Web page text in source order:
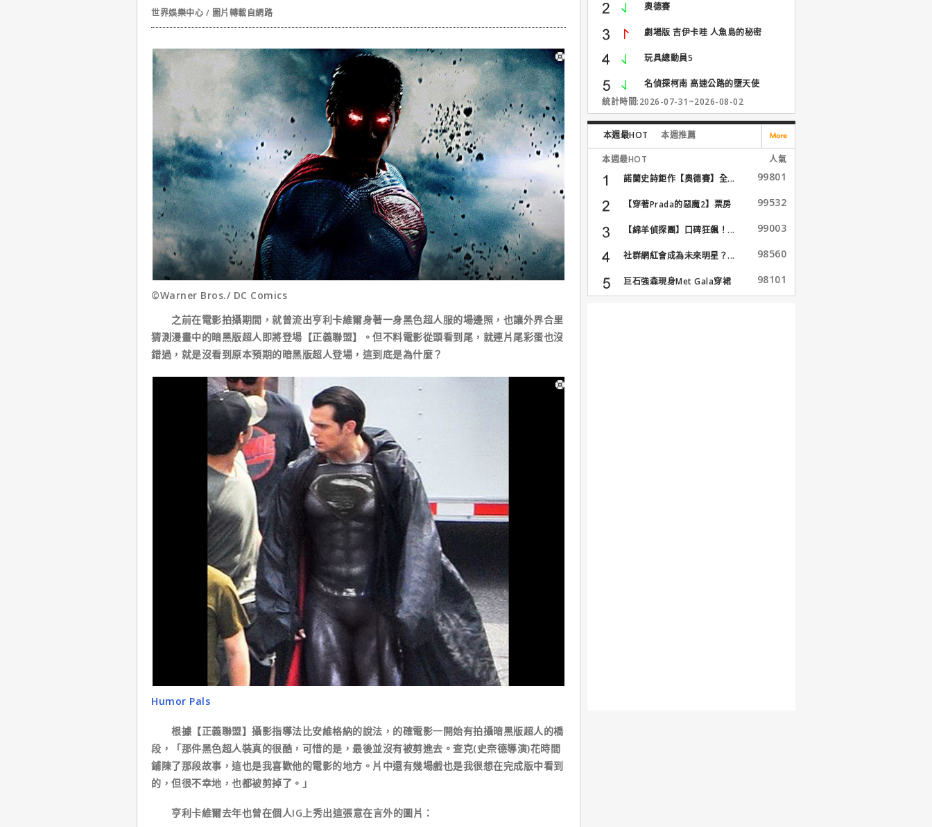
世界娛樂中心 / 圖片轉載自網路
©Warner Bros./ DC Comics
之前在電影拍攝期間，就曾流出亨利卡維爾身著一身黑色超人服的場邊照，也讓外界合里
猜測漫畫中的暗黑版超人即將登場【正義聯盟】。但不料電影從頭看到尾，就連片尾彩蛋也沒
錯過，就是沒看到原本預期的暗黑版超人登場，這到底是為什麼？
Humor Pals
根據【正義聯盟】攝影指導法比安維格納的說法，的確電影一開始有拍攝暗黑版超人的橋
段，「那件黑色超人裝真的很酷，可惜的是，最後並沒有被剪進去。查克(史奈德導演)花時間
鋪陳了那段故事，這也是我喜歡他的電影的地方。片中還有幾場戲也是我很想在完成版中看到
的，但很不幸地，也都被剪掉了。」
亨利卡維爾去年也曾在個人IG上秀出這張意在言外的圖片：
奧德賽
劇場版 吉伊卡哇 人魚島的秘密
玩具總動員5
名偵探柯南 高速公路的墮天使
統計時間:2026-07-31~2026-08-02
本週最HOT 本週推薦
本週最HOT
人氣
諾蘭史詩鉅作【奧德賽】全...
99801
【穿著Prada的惡魔2】票房
99532
【綿羊偵探團】口碑狂飆！... 99003
社群網紅會成為未來明星？... 98560
巨石強森現身Met Gala穿裙
子...
98101